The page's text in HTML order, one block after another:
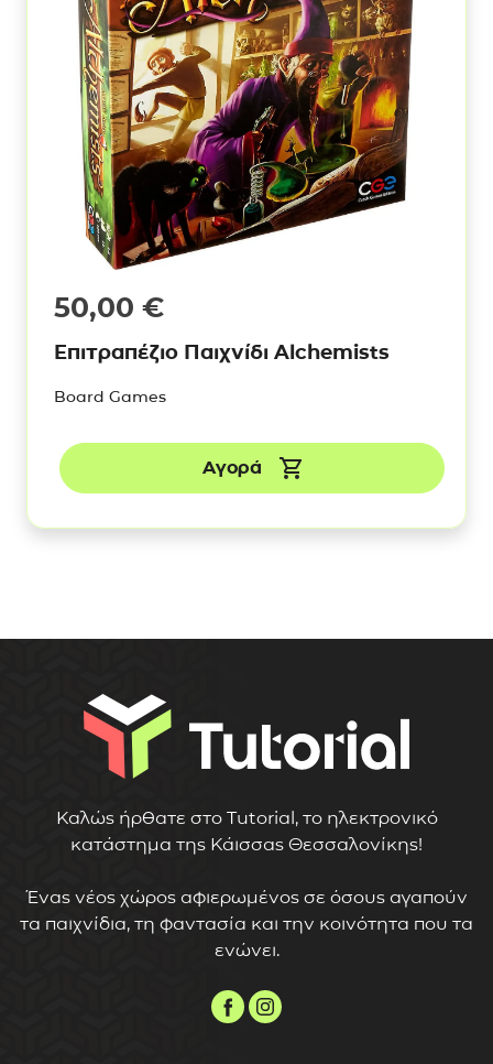
50,00 €
Επιτραπέζιο Παιχνίδι Alchemists
Board Games
Αγορά
Καλώς ήρθατε στο Tutorial, το ηλεκτρονικό
κατάστημα της Κάισσας Θεσσαλονίκης!
Ένας νέος χώρος αφιερωμένος σε όσους αγαπούν
τα παιχνίδια, τη φαντασία και την κοινότητα που τα
ενώνει.